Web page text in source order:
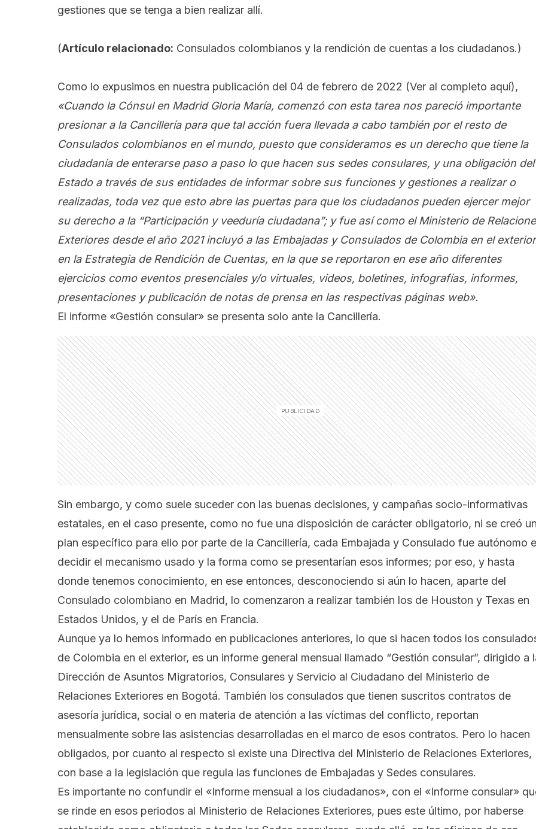
gestiones que se tenga a bien realizar allí.
(Artículo relacionado: Consulados colombianos y la rendición de cuentas a los ciudadanos.)
Como lo expusimos en nuestra publicación del 04 de febrero de 2022 (Ver al completo aquí),
«Cuando la Cónsul en Madrid Gloria María, comenzó con esta tarea nos pareció importante
presionar a la Cancillería para que tal acción fuera llevada a cabo también por el resto de
Consulados colombianos en el mundo, puesto que consideramos es un derecho que tiene la
ciudadanía de enterarse paso a paso lo que hacen sus sedes consulares, y una obligación del
Estado a través de sus entidades de informar sobre sus funciones y gestiones a realizar o
realizadas, toda vez que esto abre las puertas para que los ciudadanos pueden ejercer mejor
su derecho a la “Participación y veeduría ciudadana”; y fue así como el Ministerio de
Exteriores desde el año 2021 incluyó a las Embajadas y Consulados de Colombia en el exterior
en la Estrategia de Rendición de Cuentas, en la que se reportaron en ese año diferentes
ejercicios como eventos presenciales y/o virtuales, videos, boletines, infografías, informes,
presentaciones y publicación de notas de prensa en las respectivas páginas web».
El informe «Gestión consular» se presenta solo ante la Cancillería.
Sin embargo, y como suele suceder con las buenas decisiones, y campañas socio-informativas
estatales, en el caso presente, como no fue una disposición de carácter obligatorio, ni se creó
plan específico para ello por parte de la Cancillería, cada Embajada y Consulado fue autónomo
decidir el mecanismo usado y la forma como se presentarían esos informes; por eso, y hasta
donde tenemos conocimiento, en ese entonces, desconociendo si aún lo hacen, aparte del
Consulado colombiano en Madrid, lo comenzaron a realizar también los de Houston y Texas en
Estados Unidos, y el de París en Francia.
Aunque ya lo hemos informado en publicaciones anteriores, lo que si hacen todos los
de Colombia en el exterior, es un informe general mensual llamado “Gestión consular”, dirigido a
Dirección de Asuntos Migratorios, Consulares y Servicio al Ciudadano del Ministerio de
Relaciones Exteriores en Bogotá. También los consulados que tienen suscritos contratos de
asesoría jurídica, social o en materia de atención a las víctimas del conflicto, reportan
mensualmente sobre las asistencias desarrolladas en el marco de esos contratos. Pero lo hacen
obligados, por cuanto al respecto si existe una Directiva del Ministerio de Relaciones Exteriores,
con base a la legislación que regula las funciones de Embajadas y Sedes consulares.
Es importante no confundir el «Informe mensual a los ciudadanos», con el «Informe consular»
se rinde en esos periodos al Ministerio de Relaciones Exteriores, pues este último, por haberse